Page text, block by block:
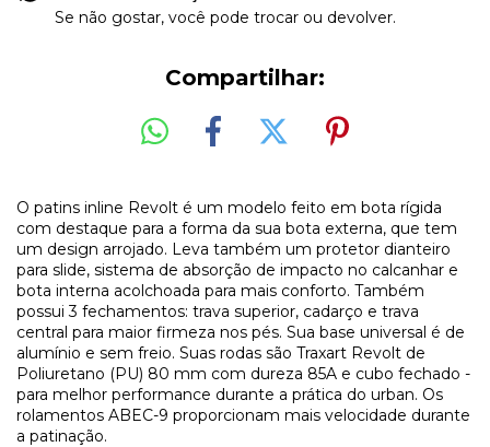
Se não gostar, você pode trocar ou devolver.
Compartilhar:
O patins inline Revolt é um modelo feito em bota rígida
com destaque para a forma da sua bota externa, que tem
um design arrojado. Leva também um protetor dianteiro
para slide, sistema de absorção de impacto no calcanhar e
bota interna acolchoada para mais conforto. Também
possui 3 fechamentos: trava superior, cadarço e trava
central para maior firmeza nos pés. Sua base universal é de
alumínio e sem freio. Suas rodas são Traxart Revolt de
Poliuretano (PU) 80 mm com dureza 85A e cubo fechado -
para melhor performance durante a prática do urban. Os
rolamentos ABEC-9 proporcionam mais velocidade durante
a patinação.